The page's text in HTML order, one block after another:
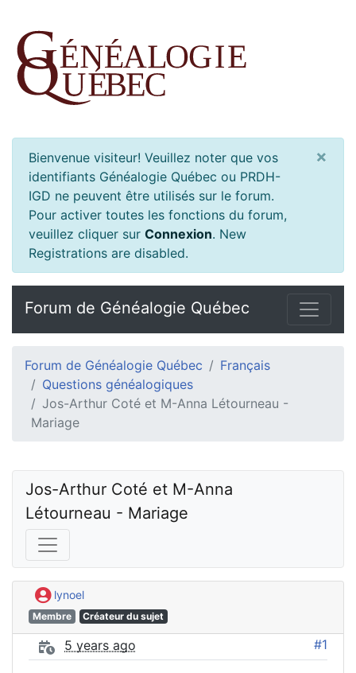
Bienvenue visiteur! Veuillez noter que vos
identifiants Généalogie Québec ou PRDH-
IGD ne peuvent être utilisés sur le forum.
Pour activer toutes les fonctions du forum,
veuillez cliquer sur Connexion. New
Registrations are disabled.
×
Forum de Généalogie Québec
Forum de Généalogie Québec
Français
Questions généalogiques
Jos-Arthur Coté et M-Anna Létourneau -
Mariage
Jos-Arthur Coté et M-Anna
Létourneau - Mariage
lynoel
Membre Créateur du sujet
5 years ago #1